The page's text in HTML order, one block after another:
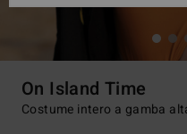
On Island Time
Costume intero a gamba